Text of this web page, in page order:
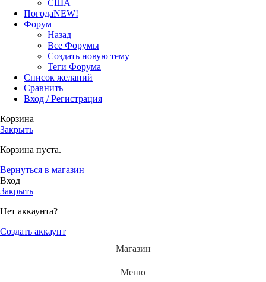
США
ПогодаNEW!
Форум
Назад
Все Форумы
Создать новую тему
Теги Форума
Список желаний
Сравнить
Вход / Регистрация
Корзина
Закрыть
Корзина пуста.
Вернуться в магазин
Вход
Закрыть
Нет аккаунта?
Создать аккаунт
Магазин
Меню